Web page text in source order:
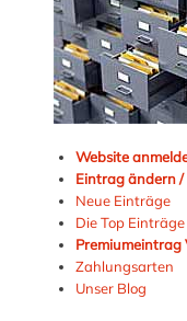
Website
Eintrag ändern /
Neue Einträge
Die Top Einträge
Premiumeintrag
Zahlungsarten
Unser Blog